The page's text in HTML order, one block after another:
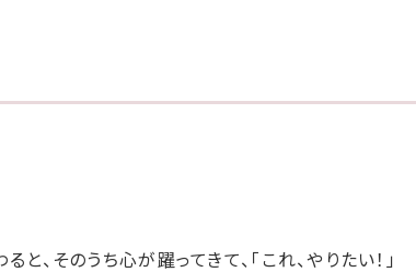
そのうち心が躍ってきて、「これ、やりたい！」